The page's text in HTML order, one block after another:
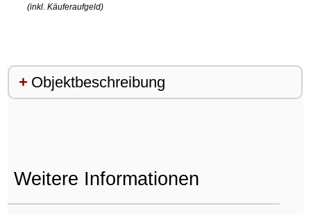
(inkl. Käuferaufgeld)
Objektbeschreibung
Weitere Informationen